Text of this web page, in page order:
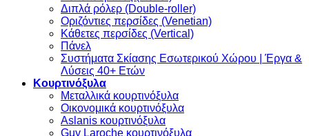
Διπλά ρόλερ (Double-roller)
Οριζόντιες περσίδες (Venetian)
Κάθετες περσίδες (Vertical)
Πάνελ
Συστήματα Σκίασης Εσωτερικού Χώρου | Έργα &
Λύσεις 40+ Ετών
Κουρτινόξυλα
Μεταλλικά κουρτινόξυλα
Οικονομικά κουρτινόξυλα
Aslanis κουρτινόξυλα
Guy Laroche κουρτινόξυλα